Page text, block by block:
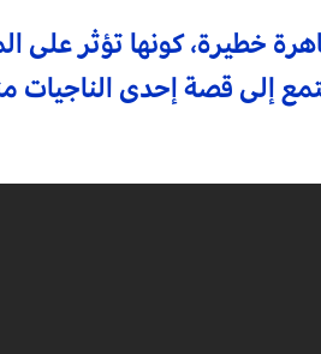
خطيرة، كونها تؤثر على
إلى قصة إحدى الناجيات